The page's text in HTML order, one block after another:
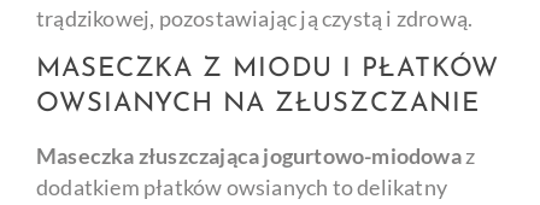
trądzikowej, pozostawiając ją czystą i zdrową.
MASECZKA Z MIODU I PŁATKÓW
OWSIANYCH NA ZŁUSZCZANIE
Maseczka złuszczająca jogurtowo-miodowaz
dodatkiem płatków owsianych to delikatny